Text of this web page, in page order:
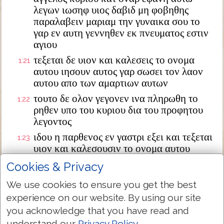
λεγων ιωσηφ υιος δαβιδ μη φοβηθης
παραλαβειν μαριαμ την γυναικα σου το
γαρ εν αυτη γεννηθεν εκ πνευματος εστιν
αγιου
1:21 τεξεται δε υιον και καλεσεις το ονομα
αυτου ιησουν αυτος γαρ σωσει τον λαον
αυτου απο των αμαρτιων αυτων
1:22 τουτο δε ολον γεγονεν ινα πληρωθη το
ρηθεν υπο του κυριου δια του προφητου
λεγοντος
1:23 ιδου η παρθενος εν γαστρι εξει και τεξεται
υιον και καλεσουσιν το ονομα αυτου
εμμανουηλ ο εστιν μεθερμηνευομενον μεθ
ημων ο θεος
1:24 διεγερθεις δε ο ιωσηφ απο του υπνου
εποιησεν ως προσεταξεν αυτω ο αγγελος
κυριου και παρελαβεν την γυναικα αυτου
Cookies & Privacy
We use cookies to ensure you get the best
experience on our website. By using our site
you acknowledge that you have read and